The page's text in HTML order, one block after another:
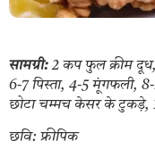
सामग्री:2 कप फुल क्रीम दूध,
6-7 पिस्ता, 4-5 मूंगफली,
छोटा चम्मच केसर के टुकड़े,
छवि: फ्रीपिक